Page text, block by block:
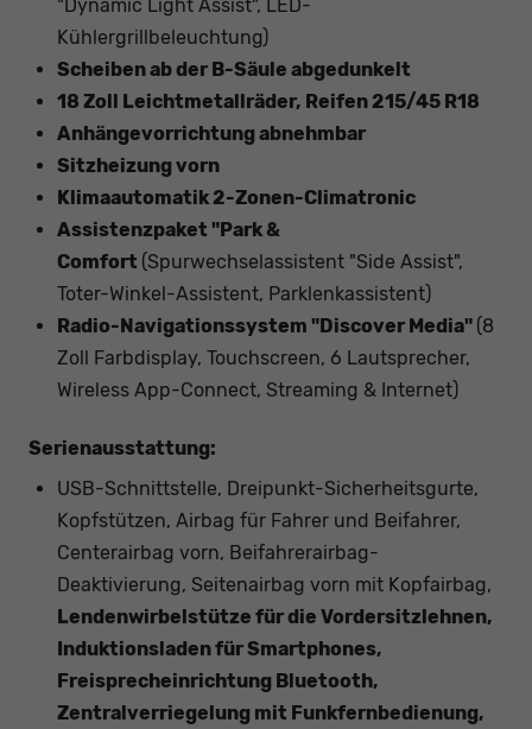
"Dynamic Light Assist", LED-
Kühlergrillbeleuchtung)
Scheiben ab der B-Säule abgedunkelt
18 Zoll Leichtmetallräder, Reifen 215/45 R18
Anhängevorrichtung abnehmbar
Sitzheizung vorn
Klimaautomatik 2-Zonen-Climatronic
Assistenzpaket "Park &
Comfort (Spurwechselassistent "Side Assist",
Toter-Winkel-Assistent, Parklenkassistent)
Radio-Navigationssystem "Discover Media" (8
Zoll Farbdisplay, Touchscreen, 6 Lautsprecher,
Wireless App-Connect, Streaming & Internet)
Serienausstattung:
USB-Schnittstelle, Dreipunkt-Sicherheitsgurte,
Kopfstützen, Airbag für Fahrer und Beifahrer,
Centerairbag vorn, Beifahrerairbag-
Deaktivierung, Seitenairbag vorn mit Kopfairbag,
Lendenwirbelstütze für die Vordersitzlehnen,
Induktionsladen für Smartphones,
Freisprecheinrichtung Bluetooth,
Zentralverriegelung mit Funkfernbedienung,